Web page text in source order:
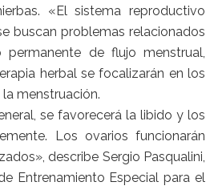
«El sistema reproductivo
buscan problemas relacionados
permanente de flujo menstrual,
herbal se focalizarán en los
menstruación.
se favorecerá la libido y los
Los ovarios funcionarán
describe Sergio Pasqualini,
Entrenamiento Especial para el